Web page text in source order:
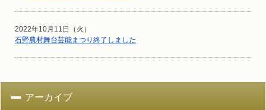
2022年10月11日（火）
石野農村舞台芸能まつり終了しました
アーカイブ